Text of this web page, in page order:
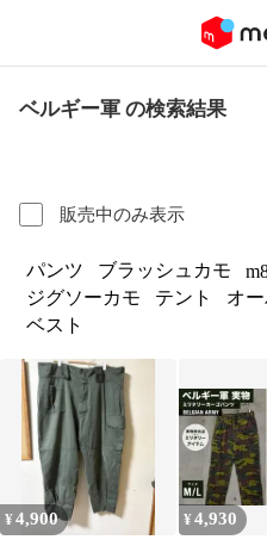
ベルギー軍 の検索結果
販売中のみ表示
パンツ ブラッシュカモ
ジグソーカモ
テント オ
ベスト
¥4,900 ¥4,930